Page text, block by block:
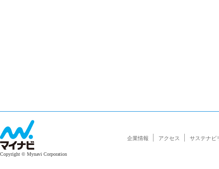
Copyright © Mynavi Corporation
企業情報 アクセス サステナビ